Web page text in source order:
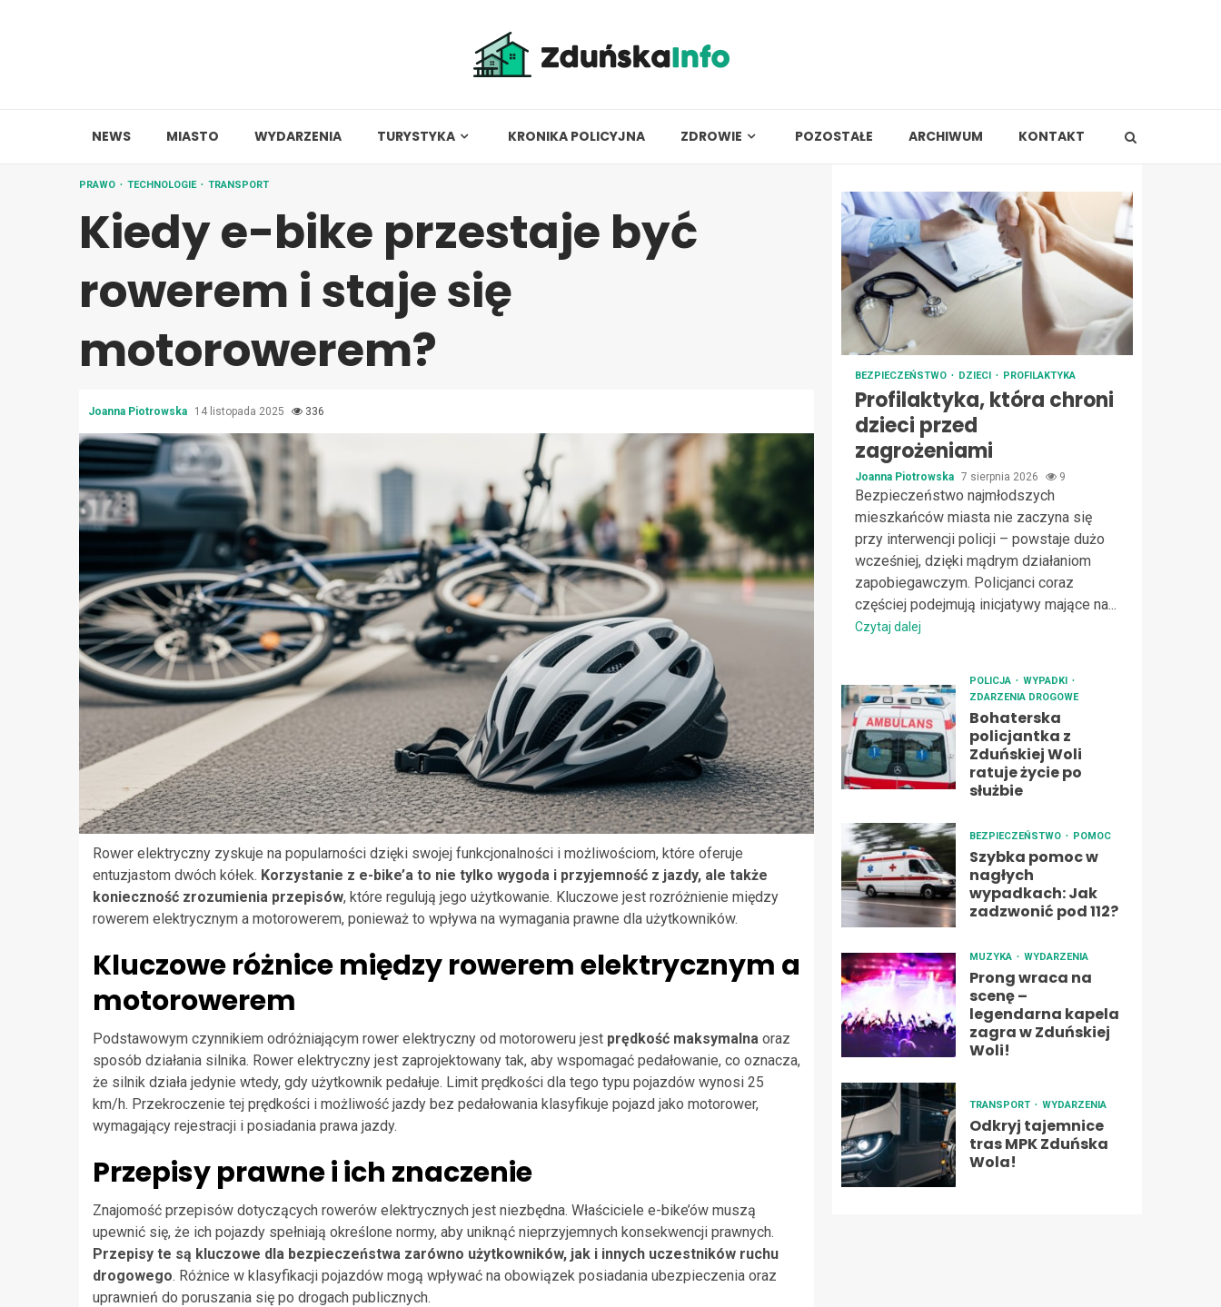
NEWS MIASTO WYDARZENIA TURYSTYKA KRONIKA POLICYJNA ZDROWIE POZOSTAŁE ARCHIWUM KONTAKT
PRAWO TECHNOLOGIE TRANSPORT
Kiedy e-bike przestaje być
rowerem i staje się
motorowerem?
Joanna Piotrowska 14 listopada 2025 336
Rower elektryczny zyskuje na popularności dzięki swojej funkcjonalności i możliwościom, które oferuje
entuzjastom dwóch kółek. Korzystanie z e-bike’a to nie tylko wygoda i przyjemność z jazdy, ale także
konieczność zrozumienia przepisów, które regulują jego użytkowanie. Kluczowe jest rozróżnienie między
rowerem elektrycznym a motorowerem, ponieważ to wpływa na wymagania prawne dla użytkowników.
Kluczowe różnice między rowerem elektrycznym a
motorowerem
Podstawowym czynnikiem odróżniającym rower elektryczny od motoroweru jest prędkość maksymalna oraz
sposób działania silnika. Rower elektryczny jest zaprojektowany tak, aby wspomagać pedałowanie, co oznacza,
że silnik działa jedynie wtedy, gdy użytkownik pedałuje. Limit prędkości dla tego typu pojazdów wynosi 25
km/h. Przekroczenie tej prędkości i możliwość jazdy bez pedałowania klasyfikuje pojazd jako motorower,
wymagający rejestracji i posiadania prawa jazdy.
Przepisy prawne i ich znaczenie
Znajomość przepisów dotyczących rowerów elektrycznych jest niezbędna. Właściciele e-bike’ów muszą
upewnić się, że ich pojazdy spełniają określone normy, aby uniknąć nieprzyjemnych konsekwencji prawnych.
Przepisy te są kluczowe dla bezpieczeństwa zarówno użytkowników, jak i innych uczestników ruchu
drogowego. Różnice w klasyfikacji pojazdów mogą wpływać na obowiązek posiadania ubezpieczenia oraz
uprawnień do poruszania się po drogach publicznych.
BEZPIECZEŃSTWO DZIECI PROFILAKTYKA
Profilaktyka, która chroni
dzieci przed
zagrożeniami
Joanna Piotrowska 7 sierpnia 2026 9
Bezpieczeństwo najmłodszych
mieszkańców miasta nie zaczyna się
przy interwencji policji – powstaje dużo
wcześniej, dzięki mądrym działaniom
zapobiegawczym. Policjanci coraz
częściej podejmują inicjatywy mające na...
Czytaj dalej
POLICJA
WYPADKI
ZDARZENIA DROGOWE
Bohaterska
policjantka z
Zduńskiej Woli
ratuje życie po
służbie
BEZPIECZEŃSTWO POMOC
Szybka pomoc w
nagłych
wypadkach: Jak
zadzwonić pod 112?
MUZYKA WYDARZENIA
Prong wraca na
scenę –
legendarna kapela
zagra w Zduńskiej
Woli!
TRANSPORT WYDARZENIA
Odkryj tajemnice
tras MPK Zduńska
Wola!